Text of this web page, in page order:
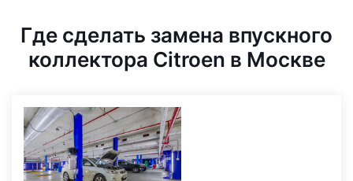
Где сделать замена впускного
коллектора Citroen в Москве